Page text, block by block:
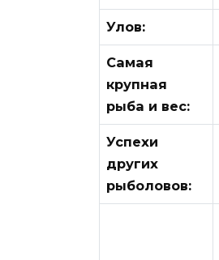
Улов:
Самая
крупная
рыба и вес:
Успехи
других
рыболовов: